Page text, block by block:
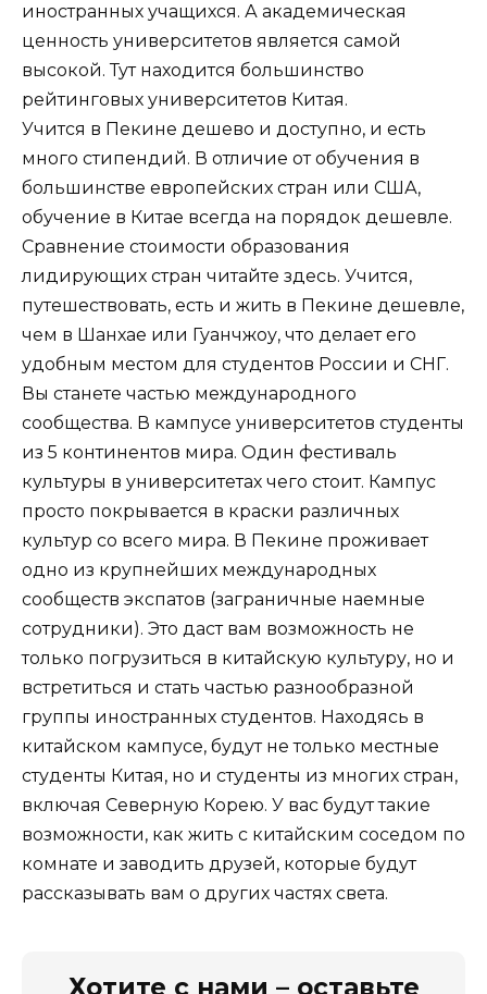
иностранных учащихся. А академическая
ценность университетов является самой
высокой. Тут находится большинство
рейтинговых университетов Китая.
Учится в Пекине дешево и доступно, и есть
много стипендий. В отличие от обучения в
большинстве европейских стран или США,
обучение в Китае всегда на порядок дешевле.
Сравнение стоимости образования
лидирующих стран читайте здесь. Учится,
путешествовать, есть и жить в Пекине дешевле,
чем в Шанхае или Гуанчжоу, что делает его
удобным местом для студентов России и СНГ.
Вы станете частью международного
сообщества. В кампусе университетов студенты
из 5 континентов мира. Один фестиваль
культуры в университетах чего стоит. Кампус
просто покрывается в краски различных
культур со всего мира. В Пекине проживает
одно из крупнейших международных
сообществ экспатов (заграничные наемные
сотрудники). Это даст вам возможность не
только погрузиться в китайскую культуру, но и
встретиться и стать частью разнообразной
группы иностранных студентов. Находясь в
китайском кампусе, будут не только местные
студенты Китая, но и студенты из многих стран,
включая Северную Корею. У вас будут такие
возможности, как жить с китайским соседом по
комнате и заводить друзей, которые будут
рассказывать вам о других частях света.
Хотите с нами – оставьте